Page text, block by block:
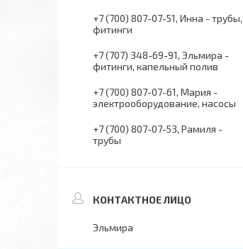
+7 (700) 807-07-51 Инна - трубы,
фитинги
+7 (707) 348-69-91 Эльмира -
фитинги, капельный полив
+7 (700) 807-07-61 Мария -
электрооборудование, насосы
+7 (700) 807-07-53 Рамиля -
трубы
Эльмира